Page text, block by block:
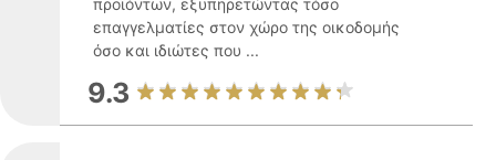
προϊόντων, εξυπηρετώντας τόσο
επαγγελματίες στον χώρο της οικοδομής
όσο και ιδιώτες που ...
9.3